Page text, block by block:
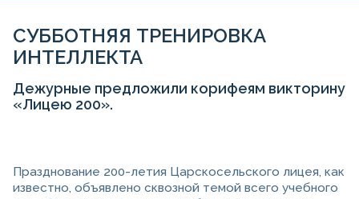
СУББОТНЯЯ ТРЕНИРОВКА
ИНТЕЛЛЕКТА
Дежурные предложили корифеям викторину
«Лицею 200».
Празднование 200-летия Царскосельского лицея, как
известно, объявлено сквозной темой всего учебного